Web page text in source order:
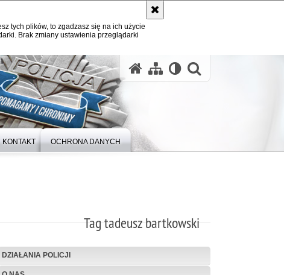
tych plików, to zgadzasz się na ich użycie
Brak zmiany ustawienia przeglądarki
KONTAKT OCHRONA DANYCH
Tag tadeusz bartkowski
DZIAŁANIA POLICJI